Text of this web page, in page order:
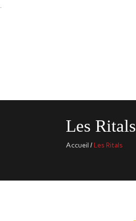
.
Les Ritals
Accueil /Les Ritals